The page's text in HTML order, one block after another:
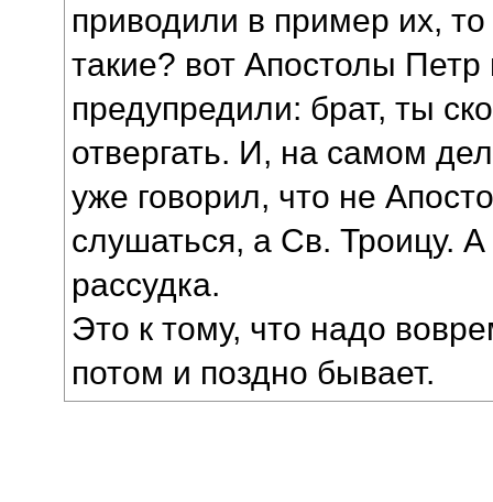
приводили в пример их, то
такие? вот Апостолы
предупредили: брат, ты
отвергать. И, на самом
уже говорил, что не
слушаться, а Св. Троицу.
рассудка.
Это к тому, что надо
потом и поздно бывает.